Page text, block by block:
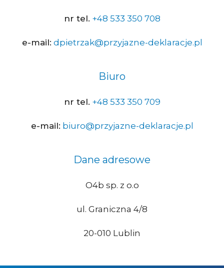
nr tel. +48 533 350 708
e-mail: dpietrzak@przyjazne-deklaracje.pl
Biuro
nr tel. +48 533 350 709
e-mail: biuro@przyjazne-deklaracje.pl
Dane adresowe
O4b sp. z o.o
ul. Graniczna 4/8
20-010 Lublin